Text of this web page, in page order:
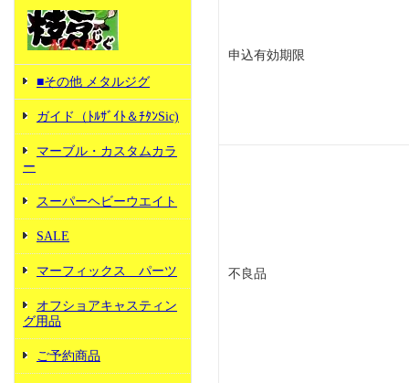
■その他 メタルジグ
ガイド（ﾄﾙｻﾞｲﾄ＆ﾁﾀﾝSic)
マーブル・カスタムカラ
ー
スーパーヘビーウエイト
SALE
マーフィックス パーツ
オフショアキャスティン
グ用品
ご予約商品
申込有効期限
不良品